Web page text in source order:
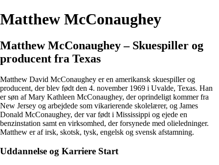
Matthew McConaughey
Matthew McConaughey – Skuespiller og
producent fra Texas
Matthew David McConaughey er en amerikansk skuespiller og
producent, der blev født den 4. november 1969 i Uvalde, Texas. Han
er søn af Mary Kathleen McConaughey, der oprindeligt kommer fra
New Jersey og arbejdede som vikarierende skolelærer, og James
Donald McConaughey, der var født i Mississippi og ejede en
benzinstation samt en virksomhed, der forsynede med olieledninger.
Matthew er af irsk, skotsk, tysk, engelsk og svensk afstamning.
Uddannelse og Karriere Start